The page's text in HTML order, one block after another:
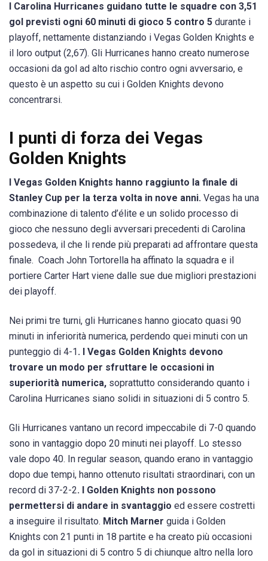
I Carolina Hurricanes guidano tutte le squadre con 3,51
gol previsti ogni 60 minuti di gioco 5 contro 5 durante i
playoff, nettamente distanziando i Vegas Golden Knights e
il loro output (2,67). Gli Hurricanes hanno creato numerose
occasioni da gol ad alto rischio contro ogni avversario, e
questo è un aspetto su cui i Golden Knights devono
concentrarsi.
I punti di forza dei Vegas
Golden Knights
I Vegas Golden Knights hanno raggiunto la finale di
Stanley Cup per la terza volta in nove anni. Vegas ha una
combinazione di talento d’élite e un solido processo di
gioco che nessuno degli avversari precedenti di Carolina
possedeva, il che li rende più preparati ad affrontare questa
finale. Coach John Tortorella ha affinato la squadra e il
portiere Carter Hart viene dalle sue due migliori prestazioni
dei playoff.
Nei primi tre turni, gli Hurricanes hanno giocato quasi 90
minuti in inferiorità numerica, perdendo quei minuti con un
punteggio di 4-1. I Vegas Golden Knights devono
trovare un modo per sfruttare le occasioni in
superiorità numerica, soprattutto considerando quanto i
Carolina Hurricanes siano solidi in situazioni di 5 contro 5.
Gli Hurricanes vantano un record impeccabile di 7-0 quando
sono in vantaggio dopo 20 minuti nei playoff. Lo stesso
vale dopo 40. In regular season, quando erano in vantaggio
dopo due tempi, hanno ottenuto risultati straordinari, con un
record di 37-2-2. I Golden Knights non possono
permettersi di andare in svantaggio ed essere costretti
a inseguire il risultato. Mitch Marner guida i Golden
Knights con 21 punti in 18 partite e ha creato più occasioni
da gol in situazioni di 5 contro 5 di chiunque altro nella loro